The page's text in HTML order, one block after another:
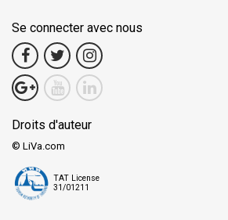
Se connecter avec nous
Droits d'auteur
© LiVa.com
TAT License
31/01211